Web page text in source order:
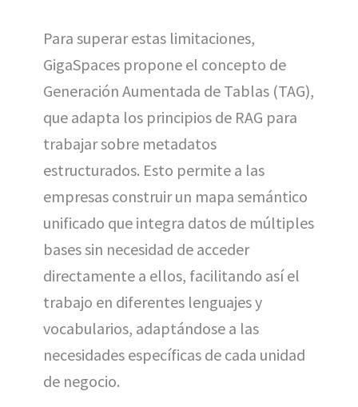
Para superar estas limitaciones,
GigaSpaces propone el concepto de
Generación Aumentada de Tablas (TAG),
que adapta los principios de RAG para
trabajar sobre metadatos
estructurados. Esto permite a las
empresas construir un mapa semántico
unificado que integra datos de múltiples
bases sin necesidad de acceder
directamente a ellos, facilitando así el
trabajo en diferentes lenguajes y
vocabularios, adaptándose a las
necesidades específicas de cada unidad
de negocio.